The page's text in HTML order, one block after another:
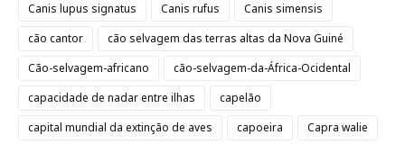
Canis lupus signatus
Canis rufus
Canis simensis
cão cantor
cão selvagem das terras altas da Nova Guiné
Cão-selvagem-africano
cão-selvagem-da-África-Ocidental
capacidade de nadar entre ilhas
capelão
capital mundial da extinção de aves
capoeira
Capra walie